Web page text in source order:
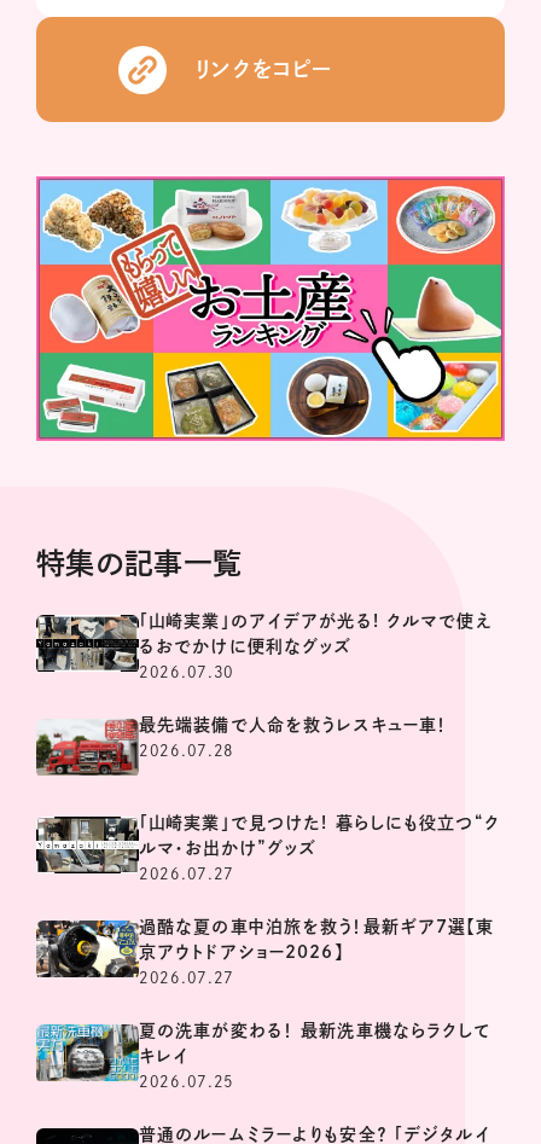
リンクをコピー
特集の記事一覧
「山崎実業」のアイデアが光る! クルマで使え
るおでかけに便利なグッズ
2026.07.30
最先端装備で人命を救うレスキュー車！
2026.07.28
「山崎実業」で見つけた! 暮らしにも役立つ“ク
ルマ・お出かけ”グッズ
2026.07.27
過酷な夏の車中泊旅を救う！最新ギア7選【東
京アウトドアショー2026】
2026.07.27
夏の洗車が変わる！ 最新洗車機ならラクして
キレイ
2026.07.25
普通のルームミラーよりも安全？ 「デジタルイ